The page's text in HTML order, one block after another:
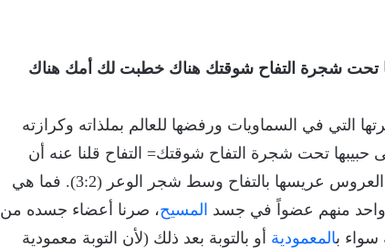
تحت شجرة التفاح شوقتك هناك خطبت لك أمك هناك
التي في السماويات ورفضها للعالم بملذاته وكرازته
تحت شجرة التفاح شوقتك= التفاح قلنا عنه أن
الذي أعطاه لنا مأكلاً ولذلك شبهت العروس عريسها بالتفاح وسط شجر الوعر (3:2). فما هي
واحد منهم عضواً في جسد المسيح، صرنا أعضاء جسده من
المعمودية أو بالتوبة بعد ذلك (لأن التوبة معمودية